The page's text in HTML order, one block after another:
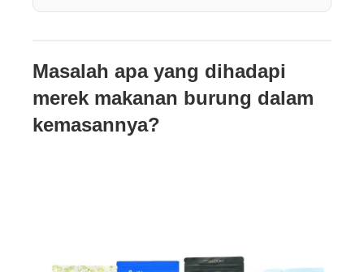
Masalah apa yang dihadapi
merek makanan burung dalam
kemasannya?